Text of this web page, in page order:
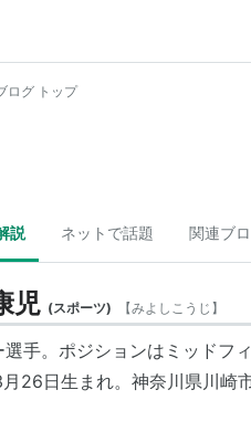
ログ トップ
説 ネットで話題 関連ブ
児 (スポーツ) 【みよしこうじ 】
手。ポジションはミッドフィ
26日生まれ。神奈川県川崎